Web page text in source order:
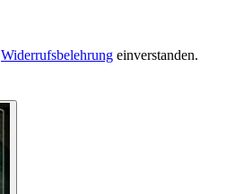
Widerrufsbelehrung einverstanden.